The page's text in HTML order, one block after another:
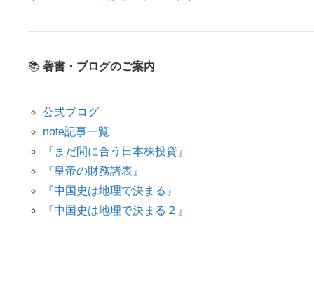
📚 著書・ブログのご案内
公式ブログ
note記事一覧
『まだ間に合う日本株投資』
『皇帝の財務諸表』
『中国史は地理で決まる』
『中国史は地理で決まる２』